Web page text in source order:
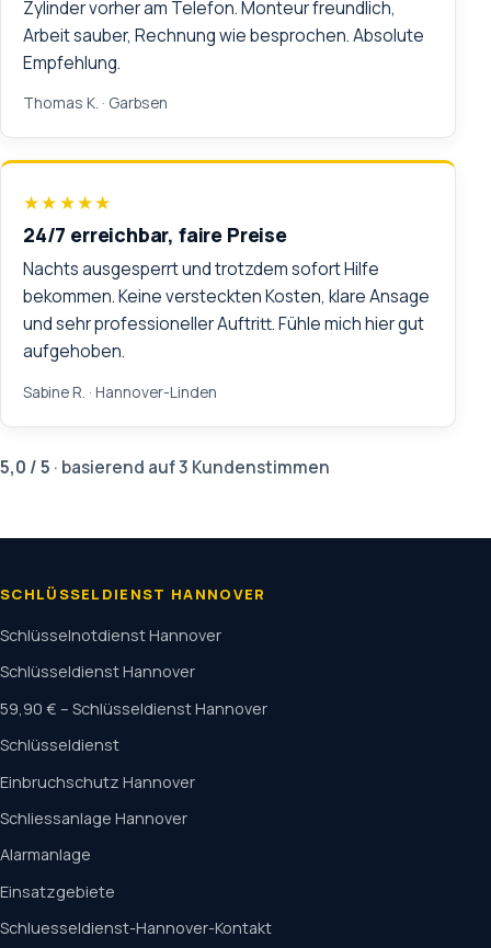
Zylinder vorher am Telefon. Monteur freundlich,
Arbeit sauber, Rechnung wie besprochen. Absolute
Empfehlung.
Thomas K. · Garbsen
★★★★★
24/7 erreichbar, faire Preise
Nachts ausgesperrt und trotzdem sofort Hilfe
bekommen. Keine versteckten Kosten, klare Ansage
und sehr professioneller Auftritt. Fühle mich hier gut
aufgehoben.
Sabine R. · Hannover-Linden
5,0 / 5 · basierend auf 3 Kundenstimmen
SCHLÜSSELDIENST HANNOVER
Schlüsselnotdienst Hannover
Schlüsseldienst Hannover
59,90 € – Schlüsseldienst Hannover
Schlüsseldienst
Einbruchschutz Hannover
Schliessanlage Hannover
Alarmanlage
Einsatzgebiete
Schluesseldienst-Hannover-Kontakt